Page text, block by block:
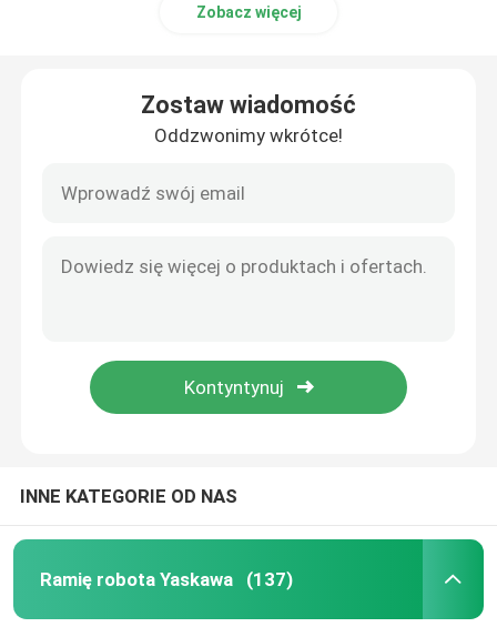
Zobacz więcej
Zostaw wiadomość
Oddzwonimy wkrótce!
INNE KATEGORIE OD NAS
Ramię robota Yaskawa (137)